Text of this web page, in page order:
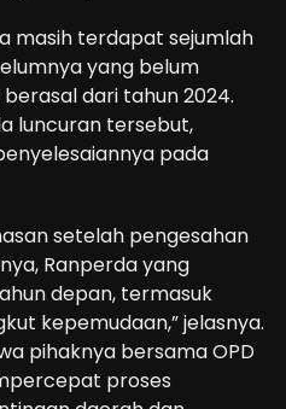
masih terdapat sejumlah
yang belum
dari tahun 2024.
luncuran tersebut,
pada
setelah pengesahan
Ranperda yang
depan, termasuk
kepemudaan,” jelasnya.
pihaknya bersama OPD
proses